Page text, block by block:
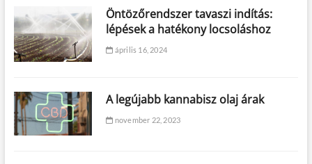
Öntözőrendszer tavaszi indítás:
lépések a hatékony locsoláshoz
április 16, 2024
A legújabb kannabisz olaj árak
november 22, 2023